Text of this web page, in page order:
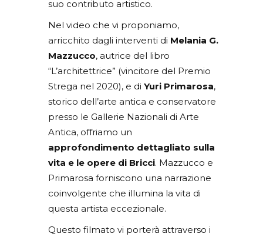
suo contributo artistico.
Nel video che vi proponiamo,
arricchito dagli interventi di Melania G.
Mazzucco, autrice del libro
“L’architettrice” (vincitore del Premio
Strega nel 2020), e di Yuri Primarosa,
storico dell’arte antica e conservatore
presso le Gallerie Nazionali di Arte
Antica, offriamo un
approfondimento dettagliato sulla
vita e le opere di Bricci. Mazzucco e
Primarosa forniscono una narrazione
coinvolgente che illumina la vita di
questa artista eccezionale.
Questo filmato vi porterà attraverso i